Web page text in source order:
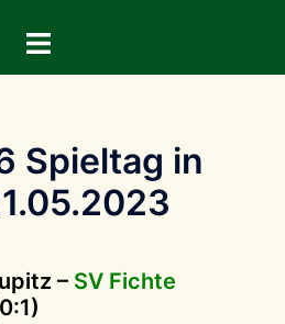
Menü
Spieltag in
– SV Fichte